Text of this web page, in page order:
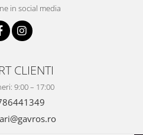
in social media
CLIENTI
9:00 – 17:00